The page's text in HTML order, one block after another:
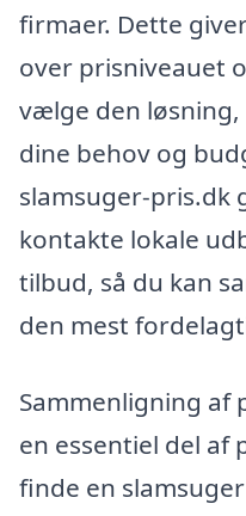
firmaer. Dette
over prisniveauet
vælge den
dine behov og
slamsuger-pris.dk
kontakte lokale
tilbud, så du kan
den mest
Sammenligning af
en essentiel del af
finde en